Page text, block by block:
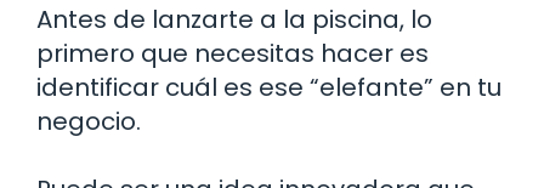
Antes de lanzarte a la piscina, lo
primero que necesitas hacer es
identificar cuál es ese “elefante” en tu
negocio.